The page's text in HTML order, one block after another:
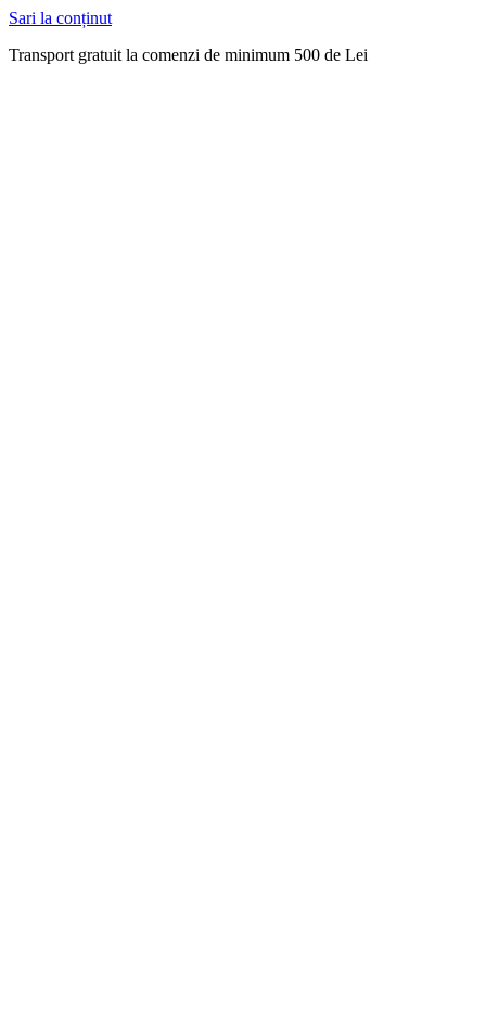
Sari la conținut
Transport gratuit la comenzi de minimum 500 de Lei